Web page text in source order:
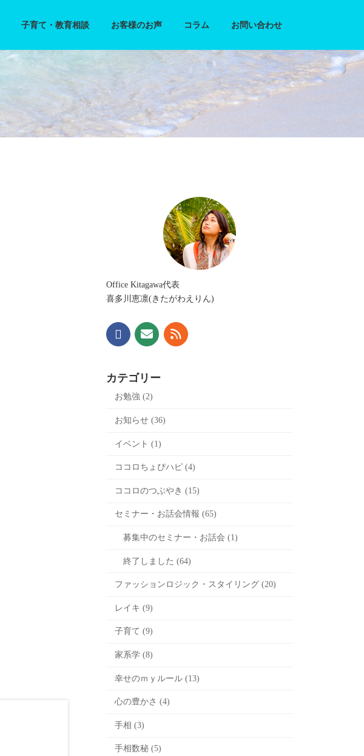
子育て・教育相談 お客様のお声 コラム お問い合わせ
Office Kitagawa代表
喜多川恵凛(きたがわえりん)
カテゴリー
お勉強 (2)
お知らせ (36)
イベント (1)
ココロちょぴハピ (4)
ココロのつぶやき (15)
セミナー・お話会情報 (65)
募集中のセミナー・お話会 (1)
終了しました (64)
ファッションロジック・スタイリング (20)
レイキ (9)
子育て (9)
家系学 (8)
幸せのｍｙルール (13)
心の豊かさ (4)
手相 (3)
手相数秘 (5)